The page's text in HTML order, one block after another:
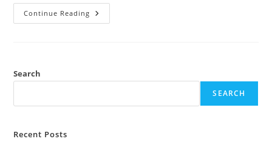
Continue Reading Cokelat
Lokal
Search
SEARCH
Recent Posts